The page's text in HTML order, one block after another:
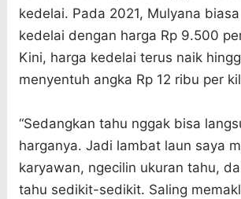
kedelai. Pada 2021, Mulyana
kedelai dengan harga Rp 9.500
Kini, harga kedelai terus naik
menyentuh angka Rp 12 ribu per
“Sedangkan tahu nggak bisa
harganya. Jadi lambat laun saya
karyawan, ngecilin ukuran tahu,
tahu sedikit-sedikit. Saling